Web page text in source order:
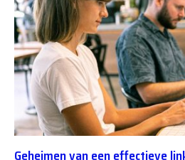
Geheimen van een effectieve